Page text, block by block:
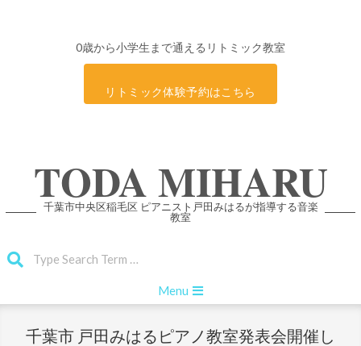
0歳から小学生まで通えるリトミック教室
リトミック体験予約はこちら
TODA MIHARU
千葉市中央区稲毛区 ピアニスト戸田みはるが指導する音楽
教室
Navigation
Menu
千葉市 戸田みはるピアノ教室発表会開催し